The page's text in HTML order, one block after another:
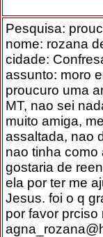
Pesquisa:
nome: rozana
cidade:
assunto: moro
proucuro uma
MT, nao sei
muito amiga,
assaltada, nao
nao tinha como
gostaria de
ela por ter me
Jesus. foi o q
por favor